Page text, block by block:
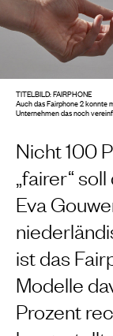
Nicht 100
„fairer“
Eva
ist das
Modelle
Prozent
TITELBILD: FAIRPHONE
Auch das Fairphone 2 konnte
Unternehmen das noch